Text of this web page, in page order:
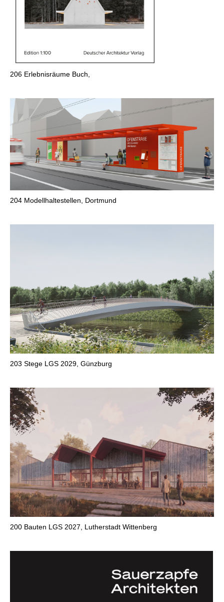
206 Erlebnisräume Buch,
204 Modellhaltestellen, Dortmund
203 Stege LGS 2029, Günzburg
200 Bauten LGS 2027, Lutherstadt Wittenberg